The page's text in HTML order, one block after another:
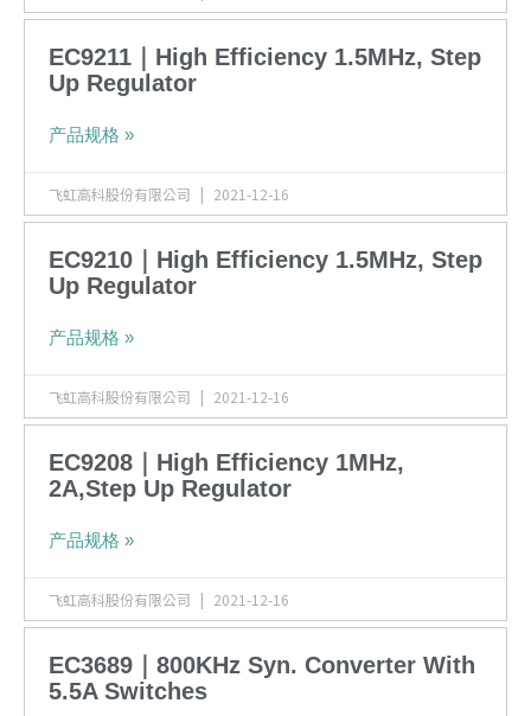
EC9211｜High Efficiency 1.5MHz, Step
Up Regulator
产品规格 »
飞虹高科股份有限公司 2021-12-16
EC9210｜High Efficiency 1.5MHz, Step
Up Regulator
产品规格 »
飞虹高科股份有限公司 2021-12-16
EC9208｜High Efficiency 1MHz,
2A,Step Up Regulator
产品规格 »
飞虹高科股份有限公司 2021-12-16
EC3689｜800KHz Syn. Converter With
5.5A Switches